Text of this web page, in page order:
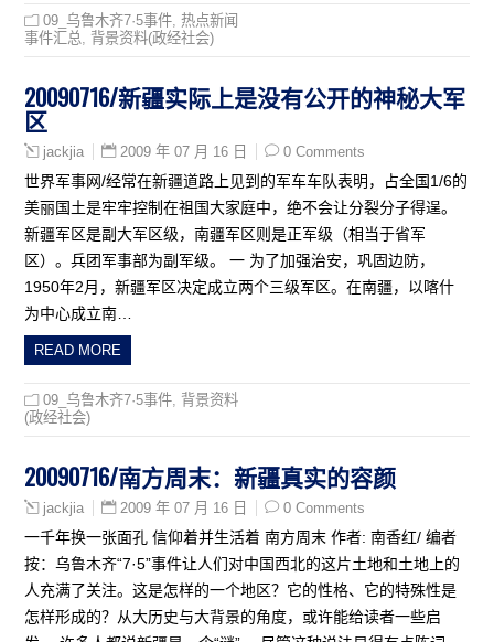
09_乌鲁木齐7·5事件 ,热点新闻
事件汇总
背景资料(政经社会)
20090716/新疆实际上是没有公开的神秘大军
区
jackjia 2009 年 07 月 16 日 0 Comments
世界军事网/经常在新疆道路上见到的军车车队表明，占全国1/6的
美丽国土是牢牢控制在祖国大家庭中，绝不会让分裂分子得逞。
新疆军区是副大军区级，南疆军区则是正军级（相当于省军
区）。兵团军事部为副军级。 一 为了加强治安，巩固边防，
1950年2月，新疆军区决定成立两个三级军区。在南疆，以喀什
为中心成立南…
READ MORE
09_乌鲁木齐7·5事件 背景资料
(政经社会)
20090716/南方周末：新疆真实的容颜
jackjia 2009 年 07 月 16 日 0 Comments
一千年换一张面孔 信仰着并生活着 南方周末 作者: 南香红/ 编者
按：乌鲁木齐“7·5”事件让人们对中国西北的这片土地和土地上的
人充满了关注。这是怎样的一个地区？它的性格、它的特殊性是
怎样形成的？从大历史与大背景的角度，或许能给读者一些启